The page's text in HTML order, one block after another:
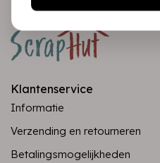
Klantenservice
Informatie
Verzending en retourneren
Betalingsmogelijkheden